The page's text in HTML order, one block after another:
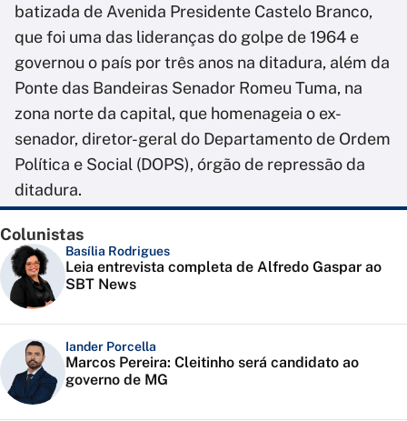
batizada de Avenida Presidente Castelo Branco,
que foi uma das lideranças do golpe de 1964 e
governou o país por três anos na ditadura, além da
Ponte das Bandeiras Senador Romeu Tuma, na
zona norte da capital, que homenageia o ex-
senador, diretor-geral do Departamento de Ordem
Política e Social (DOPS), órgão de repressão da
ditadura.
Colunistas
Basília Rodrigues
Leia entrevista completa de Alfredo Gaspar ao
SBT News
Iander Porcella
Marcos Pereira: Cleitinho será candidato ao
governo de MG